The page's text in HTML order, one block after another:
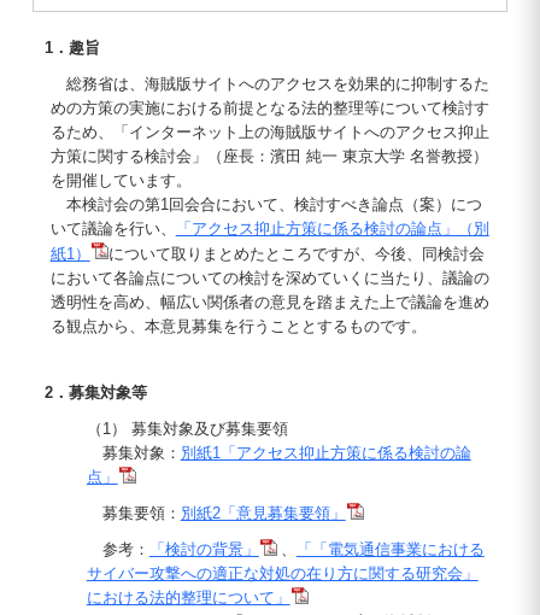
1．趣旨
総務省は、海賊版サイトへのアクセスを効果的に抑制するた
めの方策の実施における前提となる法的整理等について検討す
るため、「インターネット上の海賊版サイトへのアクセス抑止
方策に関する検討会」（座長：濱田 純一 東京大学 名誉教授）
を開催しています。
本検討会の第1回会合において、検討すべき論点（案）につ
いて議論を行い、
「アクセス抑止方策に係る検討の論点」（別
紙1）
について取りまとめたところですが、今後、同検討会
において各論点についての検討を深めていくに当たり、議論の
透明性を高め、幅広い関係者の意見を踏まえた上で議論を進め
る観点から、本意見募集を行うこととするものです。
2．募集対象等
（1） 募集対象及び募集要領
募集対象： 別紙1「アクセス抑止方策に係る検討の論
点」
募集要領： 別紙2「意見募集要領」
参考：
「検討の背景」 、
「「電気通信事業における
サイバー攻撃への適正な対処の在り方に関する研究会」
における法的整理について」